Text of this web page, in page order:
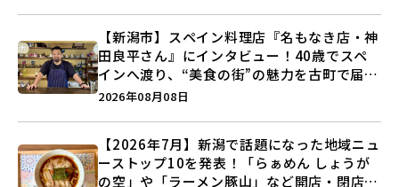
【新潟市】スペイン料理店『名もなき店・神
田良平さん』にインタビュー！40歳でスペ
インへ渡り、“美食の街”の魅力を古町で届け
る♪
2026年08月08日
【2026年7月】新潟で話題になった地域ニュ
ーストップ10を発表！「らぁめん しょうが
の空」や「ラーメン豚山」など開店・閉店の